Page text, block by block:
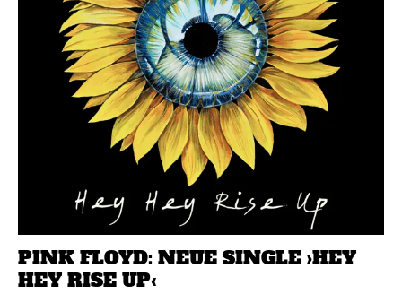
PINK FLOYD: NEUE SINGLE ›HEY
HEY RISE UP‹